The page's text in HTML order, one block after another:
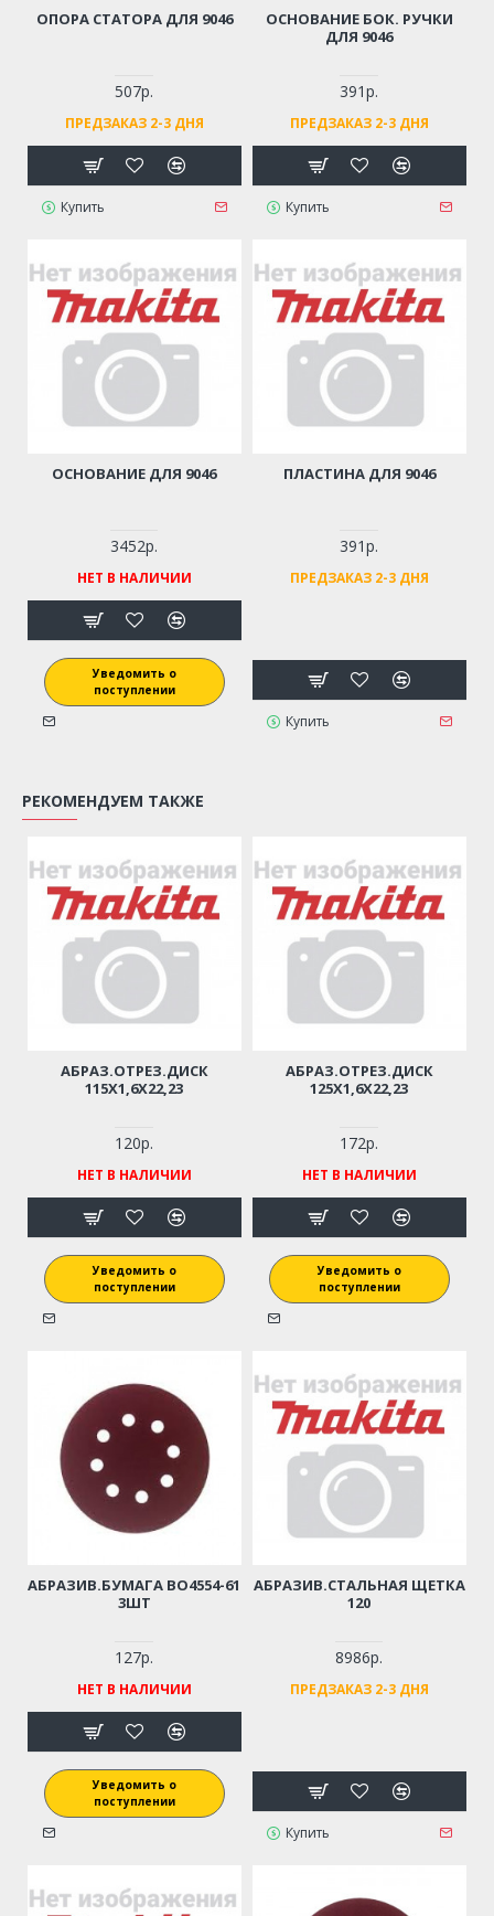
ОПОРА СТАТОРА ДЛЯ 9046
507р.
ПРЕДЗАКАЗ 2-3 ДНЯ
Купить
ОСНОВАНИЕ БОК. РУЧКИ
ДЛЯ 9046
391р.
ПРЕДЗАКАЗ 2-3 ДНЯ
Купить
ОСНОВАНИЕ ДЛЯ 9046
3452р.
НЕТ В НАЛИЧИИ
Уведомить о
поступлении
ПЛАСТИНА ДЛЯ 9046
391р.
ПРЕДЗАКАЗ 2-3 ДНЯ
Купить
РЕКОМЕНДУЕМ ТАКЖЕ
АБРАЗ.ОТРЕЗ.ДИСК
115Х1,6Х22,23
120р.
НЕТ В НАЛИЧИИ
Уведомить о
поступлении
АБРАЗ.ОТРЕЗ.ДИСК
125Х1,6Х22,23
172р.
НЕТ В НАЛИЧИИ
Уведомить о
поступлении
АБРАЗИВ.БУМАГА BO4554-61
3ШТ
127р.
НЕТ В НАЛИЧИИ
Уведомить о
поступлении
АБРАЗИВ.СТАЛЬНАЯ ЩЕТКА
120
8986р.
ПРЕДЗАКАЗ 2-3 ДНЯ
Купить